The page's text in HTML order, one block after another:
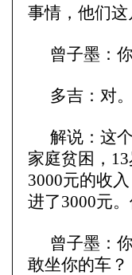
事情，他们
曾子墨：
多吉：对。
解说： 这
家庭贫困，
3000元的收
进了3000元
曾子墨：
敢坐你的车？